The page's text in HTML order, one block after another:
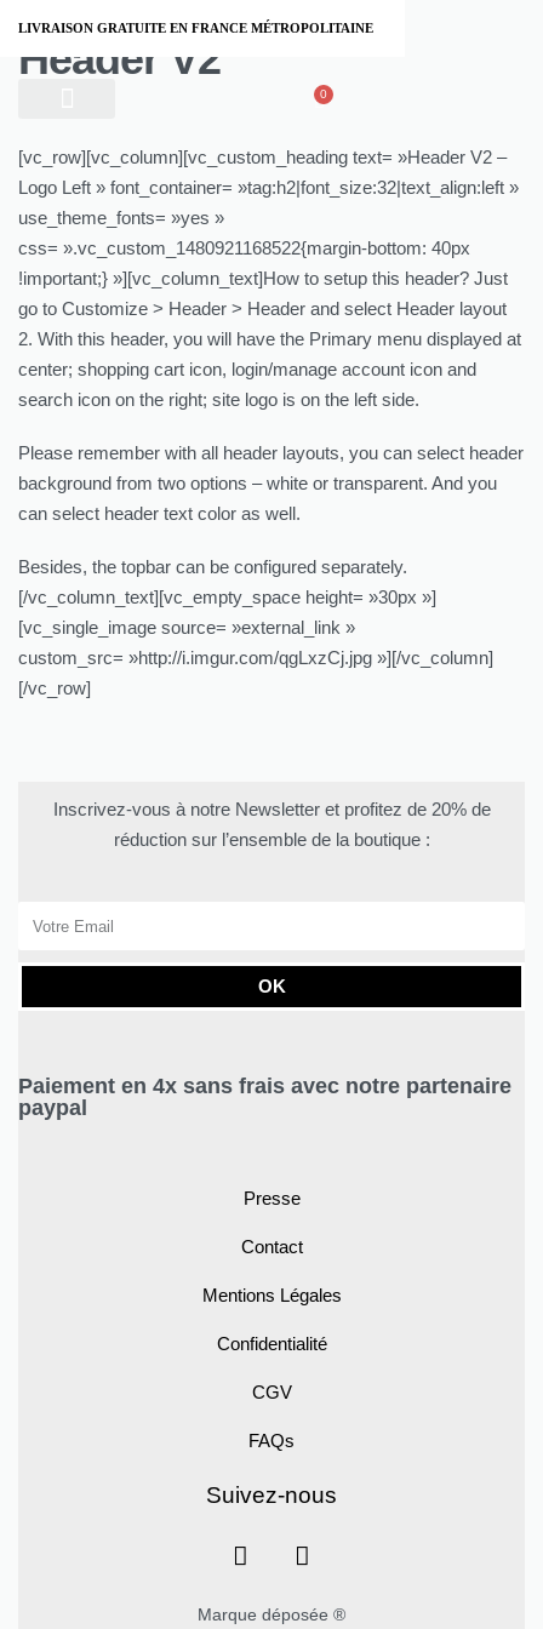
LIVRAISON GRATUITE EN FRANCE MÉTROPOLITAINE
0
Header V2
[vc_row][vc_column][vc_custom_heading text= »Header V2 –
Logo Left » font_container= »tag:h2|font_size:32|text_align:left »
use_theme_fonts= »yes »
css= ».vc_custom_1480921168522{margin-bottom: 40px
!important;} »][vc_column_text]How to setup this header? Just
go to Customize > Header > Header and select Header layout
2. With this header, you will have the Primary menu displayed at
center; shopping cart icon, login/manage account icon and
search icon on the right; site logo is on the left side.
Please remember with all header layouts, you can select header
background from two options – white or transparent. And you
can select header text color as well.
Besides, the topbar can be configured separately.
[/vc_column_text][vc_empty_space height= »30px »]
[vc_single_image source= »external_link »
custom_src= »http://i.imgur.com/qgLxzCj.jpg »][/vc_column]
[/vc_row]
Inscrivez-vous à notre Newsletter et profitez de 20% de
réduction sur l’ensemble de la boutique :
OK
Paiement en 4x sans frais avec notre partenaire
paypal
Presse
Contact
Mentions Légales
Confidentialité
CGV
FAQs
Suivez-nous
Marque déposée ®